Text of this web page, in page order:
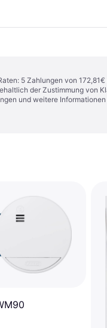
5 Zahlungen von
der Zustimmung von
und weitere